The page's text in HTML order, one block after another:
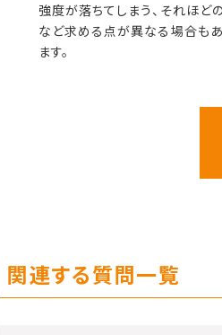
強度が落ちてしまう、それほど
など求める点が異なる場合も
ます。
関連する質問一覧